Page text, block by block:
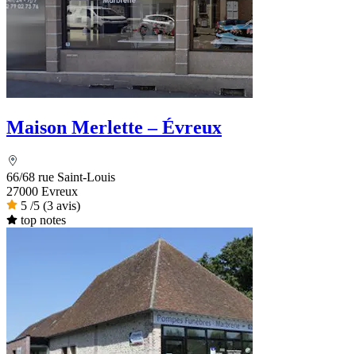
Maison Merlette – Évreux
66/68 rue Saint-Louis
27000 Evreux
5 /5 (3 avis)
top notes